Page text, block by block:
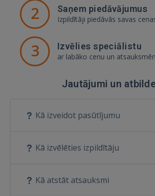
2 Saņem piedāvājumus
Izpildītāji piedāvās savas
3 Izvēlies speciālistu
ar labāko cenu un
Jautājumi un
Kā izveidot pasūtījumu
Kā izvēlēties izpildītāju
Kā atstāt atsauksmi